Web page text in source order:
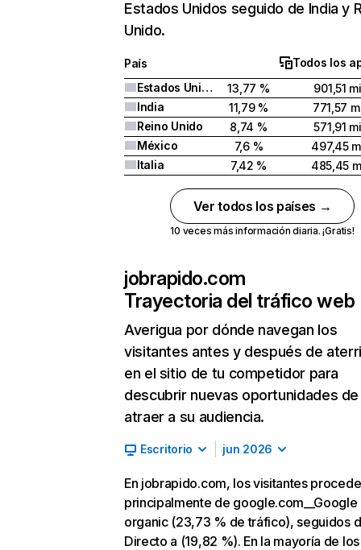
Estados Unidos seguido de India y
Unido.
País
Todos los
Estados Unidos
13,77 %
901,51
India
11,79 %
771,57
Reino Unido
8,74 %
571,91
México
7,6 %
497,45
Italia
7,42 % 485,45
Ver todos los países →
10 veces más información diaria. ¡Gratis!
jobrapido.com
Trayectoria del tráfico web
Averigua por dónde navegan los
visitantes antes y después de
en el sitio de tu competidor para
descubrir nuevas oportunidades de
atraer a su audiencia.
Escritorio jun 2026
En jobrapido.com, los visitantes
principalmente de google.com__Google
organic (23,73 % de tráfico), seguidos
Directo a (19,82 %). En la mayoría de